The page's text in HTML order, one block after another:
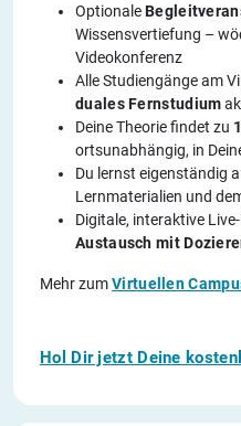
Optionale
Wissensvertiefung –
Videokonferenz
Alle Studiengänge am
duales Fernstudium
Deine Theorie findet zu
ortsunabhängig, in
Du lernst eigenständig
Lernmaterialien und
Digitale, interaktive
Austausch mit
Mehr zumVirtuellen
Hol Dir jetzt Deine